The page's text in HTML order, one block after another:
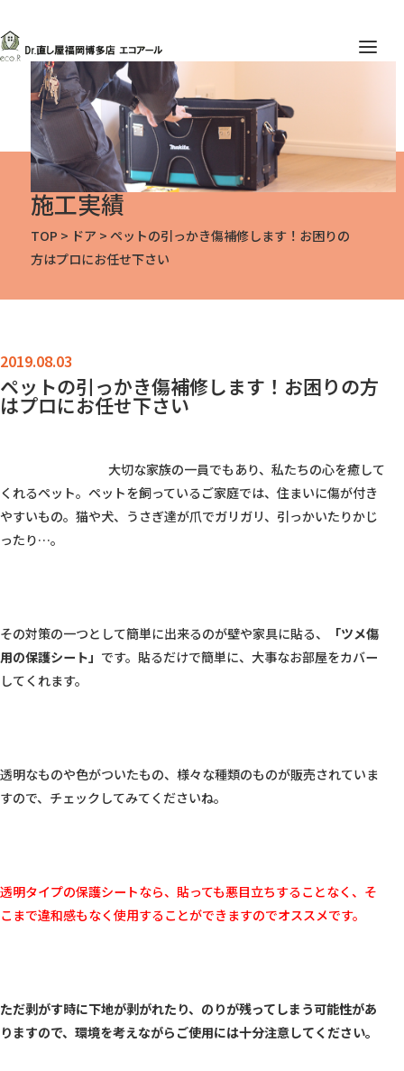
施工実績
TOP > ドア > ペットの引っかき傷補修します！お困りの
方はプロにお任せ下さい
ペットの引っかき傷補修します！お困りの方
はプロにお任せ下さい
くれるペット。ペットを飼っているご家庭では、住まいに傷が付き
やすいもの。猫や犬、うさぎ達が爪でガリガリ、引っかいたりかじ
ったり…。
その対策の一つとして簡単に出来るのが壁や家具に貼る、
「ツメ傷
用の保護シート」 です。貼るだけで簡単に、大事なお部屋をカバー
してくれます。
透明なものや色がついたもの、様々な種類のものが販売されていま
すので、チェックしてみてくださいね。
透明タイプの保護シートなら、貼っても悪目立ちすることなく、そ
こまで違和感もなく使用することができますのでオススメです。
ただ剥がす時に下地が剥がれたり、のりが残ってしまう可能性があ
りますので、環境を考えながらご使用には十分注意してください。